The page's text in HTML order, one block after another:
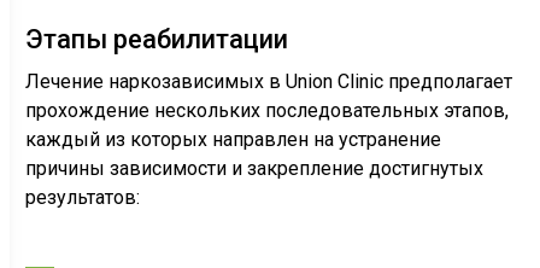
Этапы реабилитации
Лечение наркозависимых в Union Clinic предполагает
прохождение нескольких последовательных этапов,
каждый из которых направлен на устранение
причины зависимости и закрепление достигнутых
результатов: